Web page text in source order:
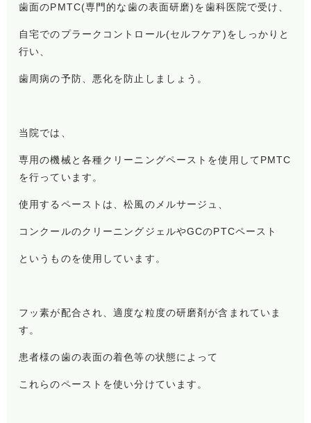
歯面のPMTC(専門的な歯の表面研磨)を歯科医院で受け、
自宅でのプラークコントロール(セルフケア)をしっかりと
行い、
歯周病の予防、悪化を防止しましょう。
当院では、
専用の機械と各種クリーニングペーストを使用してPMTC
を行っています。
使用するペーストは、松風のメルサージュ、
コンクールのクリーニングジェルやGCのPTCペースト
というものを使用しています。
フッ素が配合され、適度な粒度の研磨剤が含まれていま
す。
患者様の歯の表面の着色等の状態によって
これらのペーストを使い分けています。